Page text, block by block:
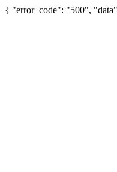
{ "error_code": "500",